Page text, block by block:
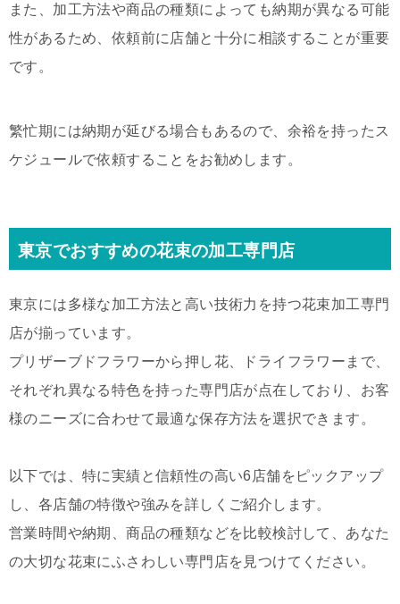
また、加工方法や商品の種類によっても納期が異なる可能
性があるため、依頼前に店舗と十分に相談することが重要
です。
繁忙期には納期が延びる場合もあるので、余裕を持ったス
ケジュールで依頼することをお勧めします。
東京でおすすめの花束の加工専門店
東京には多様な加工方法と高い技術力を持つ花束加工専門
店が揃っています。
プリザーブドフラワーから押し花、ドライフラワーまで、
それぞれ異なる特色を持った専門店が点在しており、お客
様のニーズに合わせて最適な保存方法を選択できます。
以下では、特に実績と信頼性の高い6店舗をピックアップ
し、各店舗の特徴や強みを詳しくご紹介します。
営業時間や納期、商品の種類などを比較検討して、あなた
の大切な花束にふさわしい専門店を見つけてください。